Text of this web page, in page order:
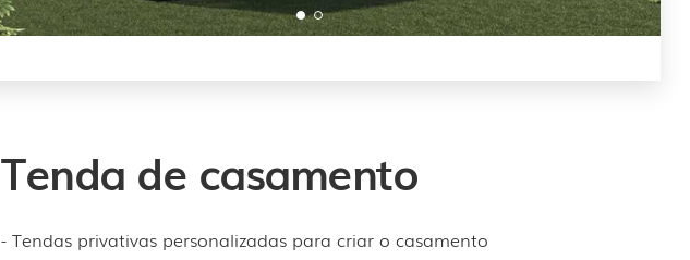
Tenda de casamento
- Tendas privativas personalizadas para criar o casamento